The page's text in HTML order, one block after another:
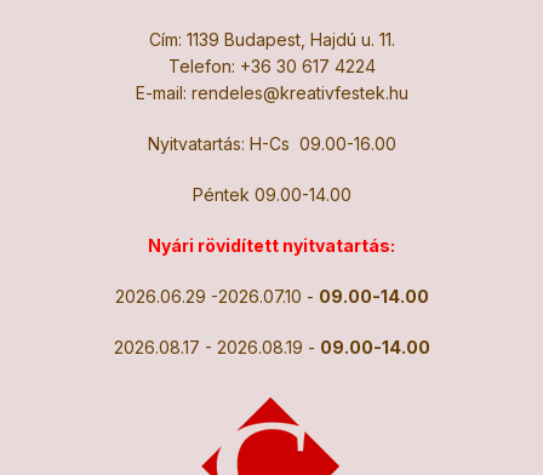
Cím: 1139 Budapest, Hajdú u. 11.
Telefon: +36 30 617 4224
E-mail: rendeles@kreativfestek.hu
Nyitvatartás: H-Cs 09.00-16.00
Péntek 09.00-14.00
Nyári rövidített nyitvatartás:
2026.06.29 -2026.07.10 - 09.00-14.00
2026.08.17 - 2026.08.19 - 09.00-14.00